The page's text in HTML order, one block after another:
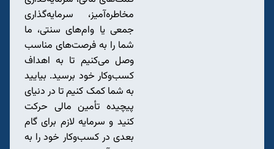
مخاطره‌آمیز، سرمایه‌گذاری
جمعی یا وام‌های سنتی، ما
شما را به فرصت‌های مناسب
وصل می‌کنیم تا به اهداف
کسب‌وکار خود برسید. بیایید
به شما کمک کنیم تا در دنیای
پیچیده تأمین مالی حرکت
کنید و سرمایه لازم برای گام
بعدی در کسب‌وکار خود را به